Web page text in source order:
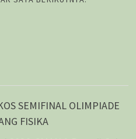
SEMIFINAL OLIMPIADE
FISIKA